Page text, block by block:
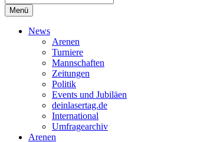
Menü
News
Arenen
Turniere
Mannschaften
Zeitungen
Politik
Events und Jubiläen
deinlasertag.de
International
Umfragearchiv
Arenen